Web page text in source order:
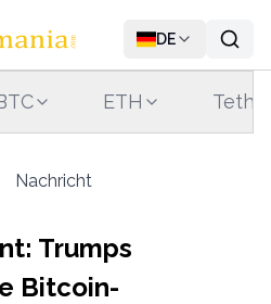
DE
ETH
Nachricht
Trumps
Bitcoin-